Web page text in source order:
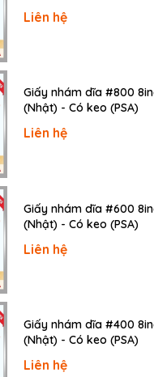
hạt mài kim cương với
được chụp dưới kính hiển
công dụng đĩa mài
DIAMOND DISCS
mài xuống chỉ còn một
chuẩn bị mẫu ở công
DIAMOND thay
Liên hệ
Giấy nhám dĩa #800
(Nhật) - Có keo (PSA)
Liên hệ
Giấy nhám dĩa #600
(Nhật) - Có keo (PSA)
Liên hệ
Giấy nhám dĩa #400
(Nhật) - Có keo (PSA)
Liên hệ